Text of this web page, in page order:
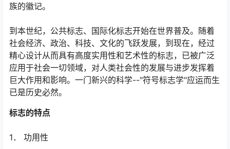
族的徽记。
到本世纪，公共标志、国际化标志开始在世界普及。随着
社会经济、政治、科技、文化的飞跃发展，到现在，经过
精心设计从而具有高度实用性和艺术性的标志，已被广泛
应用于社会一切领域，对人类社会性的发展与进步发挥着
巨大作用和影响。一门新兴的科学--"符号标志学"应运而生
已是历史必然。
标志的特点
1． 功用性